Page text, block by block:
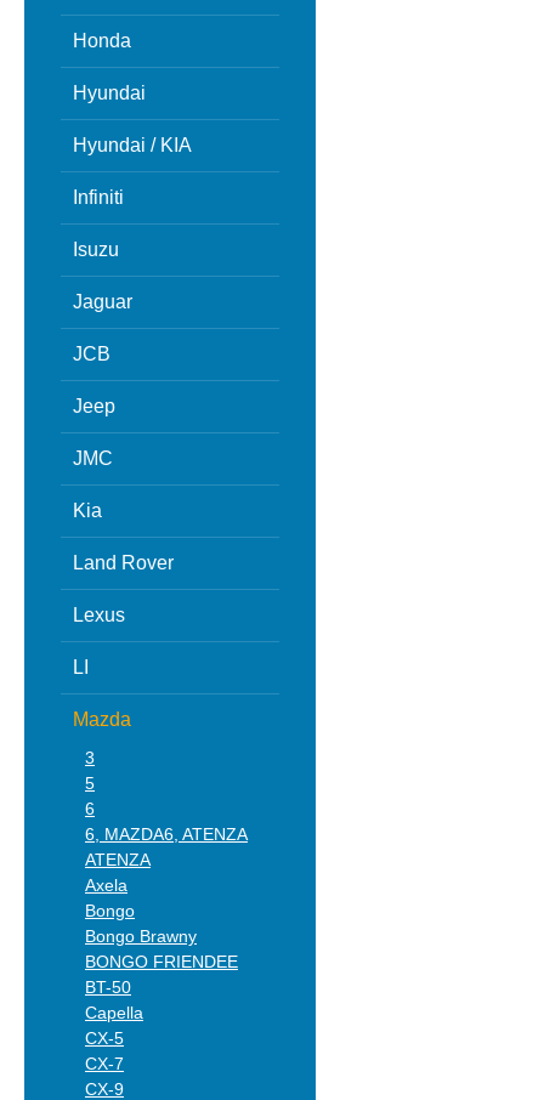
Honda
Hyundai
Hyundai / KIA
Infiniti
Isuzu
Jaguar
JCB
Jeep
JMC
Kia
Land Rover
Lexus
LI
Mazda
3
5
6
6, MAZDA6, ATENZA
ATENZA
Axela
Bongo
Bongo Brawny
BONGO FRIENDEE
BT-50
Capella
CX-5
CX-7
CX-9